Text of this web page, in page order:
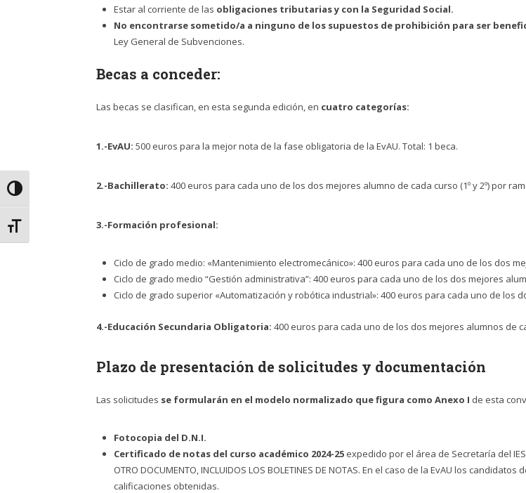
Alternar alto contraste
Alternar tamaño de letra
Estar al corriente de las obligaciones tributarias y con la Seguridad Social.
No encontrarse sometido/a a ninguno de los supuestos de prohibición para ser
Ley General de Subvenciones.
Becas a conceder:
Las becas se clasifican, en esta segunda edición, en cuatro categorías:
1.-EvAU: 500 euros para la mejor nota de la fase obligatoria de la EvAU. Total: 1 beca.
2.-Bachillerato: 400 euros para cada uno de los dos mejores alumno de cada curso (1º y 2º) por
3.-Formación profesional:
Ciclo de grado medio: «Mantenimiento electromecánico»: 400 euros para cada uno de los dos
Ciclo de grado medio “Gestión administrativa”: 400 euros para cada uno de los dos mejores
Ciclo de grado superior «Automatización y robótica industrial»: 400 euros para cada uno de los
4.-Educación Secundaria Obligatoria: 400 euros para cada uno de los dos mejores alumnos de
Plazo de presentación de solicitudes y documentación
Las solicitudes se formularán en el modelo normalizado que figura como Anexo I de esta
Fotocopia del D.N.I.
Certificado de notas del curso académico 2024-25 expedido por el área de Secretaría del IES
OTRO DOCUMENTO, INCLUIDOS LOS BOLETINES DE NOTAS. En el caso de la EvAU los
calificaciones obtenidas.